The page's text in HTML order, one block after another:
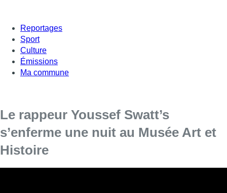
Reportages
Sport
Culture
Émissions
Ma commune
Le rappeur Youssef Swatt’s
s’enferme une nuit au Musée Art et
Histoire